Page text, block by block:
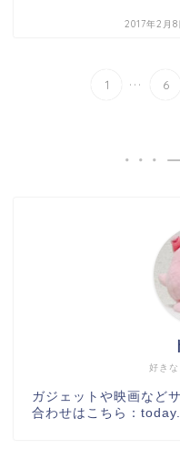
2017年2月8
1 ... 6
好き
ガジェットや映画など
合わせはこちら：